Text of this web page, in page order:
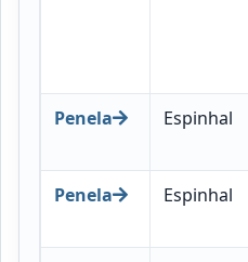
Penela Espinhal
Penela Espinhal